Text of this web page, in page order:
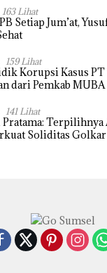
163 Lihat
Setiap Jum’at,
159 Lihat
Korupsi Kasus
dari Pemkab MUBA
141 Lihat
Pratama:
Soliditas